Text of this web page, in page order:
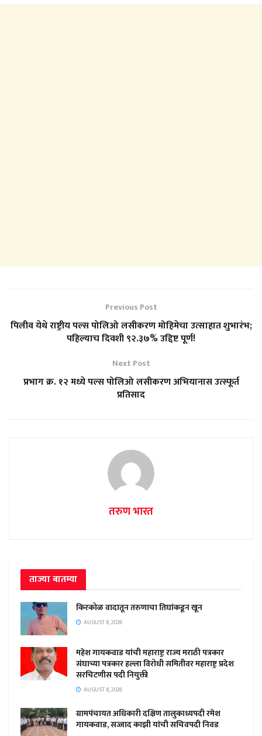
Previous Post
पिलीव येथे राष्ट्रीय पल्स पोलिओ लसीकरण मोहिमेचा उत्साहात शुभारंभ;
पहिल्याच दिवशी ९२.३७% उद्दिष्ट पूर्ण!
Next Post
प्रभाग क्र. १२ मध्ये पल्स पोलिओ लसीकरण अभियानास उत्स्फूर्त
प्रतिसाद
तरुण भारत
ताज्या बातम्या
किरकोळ वादातून तरुणाचा तिघांकडून खून
AUGUST 8, 2026
महेश गायकवाड यांची महाराष्ट्र राज्य मराठी पत्रकार
संघाच्या पत्रकार हल्ला विरोधी समितीवर महाराष्ट्र प्रदेश
सरचिटणीस पदी नियुक्ती
AUGUST 8, 2026
ग्रामपंचायत अधिकारी दक्षिण तालुकाध्यपदी रमेश
गायकवाड, सज्जाद काझी यांची सचिवपदी निवड